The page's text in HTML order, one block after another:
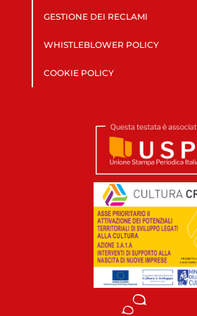
GESTIONE DEI RECLAMI
WHISTLEBLOWER POLICY
COOKIE POLICY